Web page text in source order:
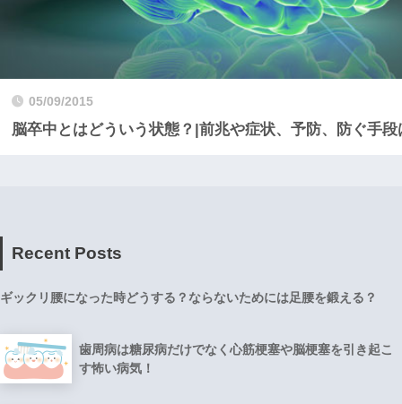
05/09/2015
脳卒中とはどういう状態？|前兆や症状、予防、防ぐ手段
Recent Posts
ギックリ腰になった時どうする？ならないためには足腰を鍛える？
歯周病は糖尿病だけでなく心筋梗塞や脳梗塞を引き起こ
す怖い病気！